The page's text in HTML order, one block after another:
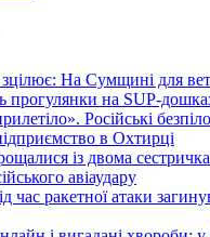
На Сумщині для
прогулянки на SUP-
Російські
в Охтирці
із двома
авіаудару
час ракетної атаки